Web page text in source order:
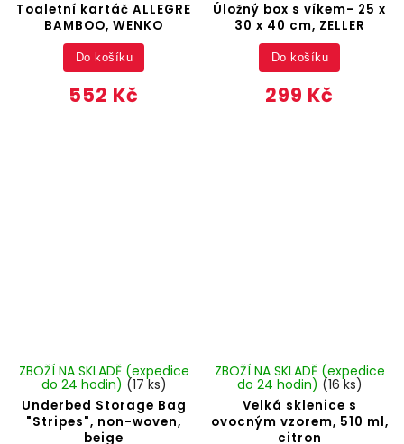
Toaletní kartáč ALLEGRE
BAMBOO, WENKO
552 Kč
Do košíku
Úložný box s víkem- 25 x
30 x 40 cm, ZELLER
299 Kč
Do košíku
Underbed Storage Bag
"Stripes", non-woven,
beige
ZBOŽÍ NA SKLADĚ (expedice
do 24 hodin) (17 ks)
Velká sklenice s
ovocným vzorem, 510 ml,
citron
ZBOŽÍ NA SKLADĚ (expedice
do 24 hodin) (16 ks)